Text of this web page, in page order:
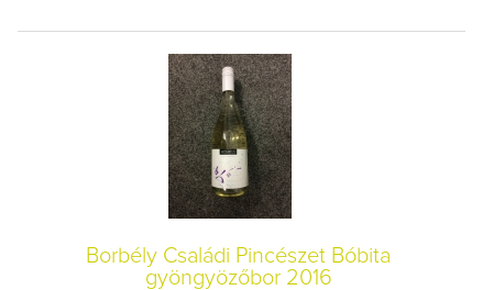
Borbély Családi Pincészet Bóbita
gyöngyözőbor 2016